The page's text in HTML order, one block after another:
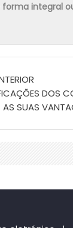
integral
DOS
SUAS